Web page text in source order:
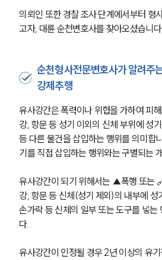
의뢰인 또한 경찰 조사 단계에서부터 형
고자, 대륜 순천변호사를 찾아오셨습니다.
순천형사전문변호사가 알려주
강제추행
유사강간은 폭력이나 위협을 가하여 피
강, 항문 등 성기 이외의 신체 부위에 성
등 다른 물건을 삽입하는 행위를 의미합
기를 직접 삽입하는 행위와는 구별되는
유사강간이 되기 위해서는 ▲폭행 또는
강, 항문 등 신체(성기 제외)의 내부에 성
손가락 등 신체의 일부 또는 도구를 넣는
다.
유사강간이 인정될 경우 2년 이상의 유